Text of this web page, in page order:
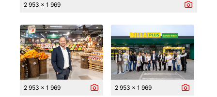
2 953 x 1 969
2 953 x 1 969 2 953 x 1 969